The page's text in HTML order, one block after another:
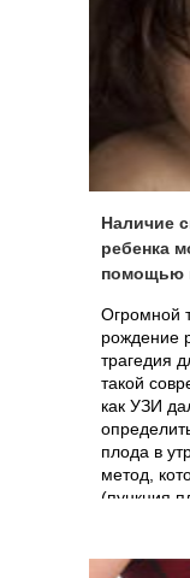
девочка,
не
число
Наличие
ребенка
помощью
Огромной
рождение
трагедия
такой
как УЗИ
плода в
метод,
(пункция